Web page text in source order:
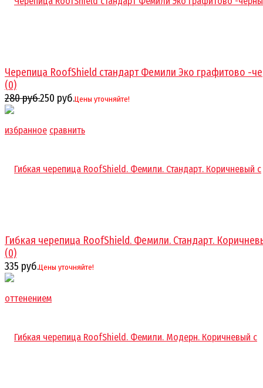
избранное сравнить
Черепица RoofShield стандарт Фемили Эко графитово -
(0)
280 руб.250 руб.Цены уточняйте!
Гибкая черепица RoofShield. Фемили. Стандарт.
(0)
335 руб.Цены уточняйте!